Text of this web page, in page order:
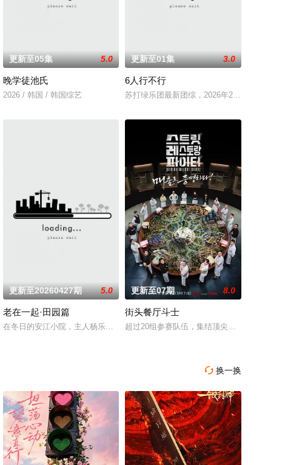
是韩国著名主持人刘在石自“家族诞生”第一季结
季。
更新至05集 5.0
晚学徒池氏
2026 / 韩国 / 韩国综艺
更新至01集 3.0
6人行不行
苏打绿乐团最新团综，2026年2月27日首播
季！
立体化呈现行业专业平台风范，致力于打造个既专业、又有趣、
续作，由凌晟团队制作。先导片于3月10日录制
更新至20260427期 5.0
老在一起·田园篇
在冬日的安江小院，主人杨乐乐以食物款待，邀朋友围炉小聚，叩问关于时间、
更新至07期 8.0
街头餐厅斗士
超过20组参赛队伍，集结顶尖明星主厨与尚
 换一换